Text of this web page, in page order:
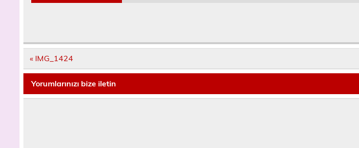
Yazı
« IMG_1424
Yorumlarınızı bize iletin